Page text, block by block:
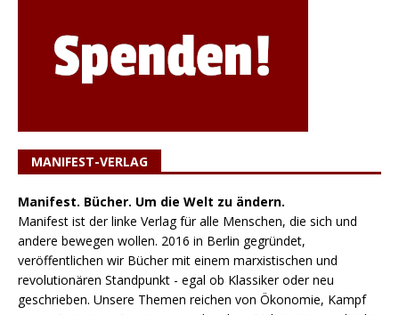
MANIFEST-VERLAG
Manifest. Bücher. Um die Welt zu ändern.
Manifest ist der linke Verlag für alle Menschen, die sich und
andere bewegen wollen. 2016 in Berlin gegründet,
veröffentlichen wir Bücher mit einem marxistischen und
revolutionären Standpunkt - egal ob Klassiker oder neu
geschrieben. Unsere Themen reichen von Ökonomie, Kampf